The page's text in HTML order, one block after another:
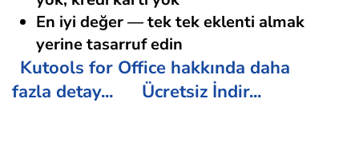
En iyi değer— tek tek eklenti almak
yerine tasarruf edin
Kutools for Office hakkında daha
fazla detay...
Ücretsiz İndir...